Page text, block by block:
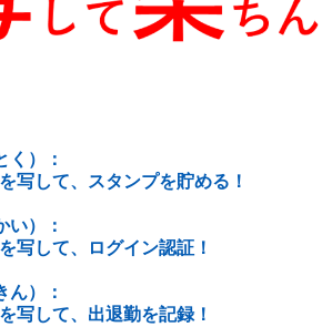
く）：
て、スタンプを貯める！
）：
して、ログイン認証！
）：
して、出退勤を記録！